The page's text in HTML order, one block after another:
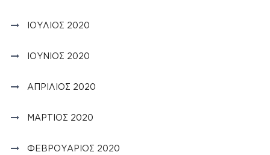
ΙΟΎΛΙΟΣ 2020
ΙΟΎΝΙΟΣ 2020
ΑΠΡΊΛΙΟΣ 2020
ΜΆΡΤΙΟΣ 2020
ΦΕΒΡΟΥΆΡΙΟΣ 2020